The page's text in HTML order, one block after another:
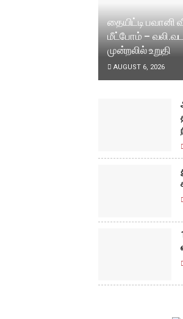
தையிட்டி பவானி
மீட்போம் –
முன்றலில் உறுதி
AUGUST 6, 2026